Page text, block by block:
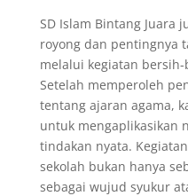
SD Islam Bintang Juara
royong dan pentingnya
melalui kegiatan
Setelah memperoleh
tentang ajaran agama,
untuk mengaplikasikan
tindakan nyata.
sekolah bukan hanya
sebagai wujud syukur